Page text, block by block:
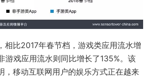
相比2017年春节档，游戏类应用流水增
游戏应用流水则同比增长了135%。该
，移动互联网用户的娱乐方式正在越来